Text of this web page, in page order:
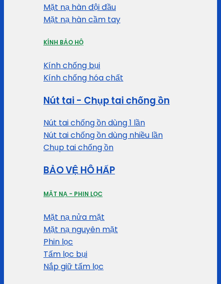
Mặt nạ hàn đội đầu
Mặt nạ hàn cầm tay
KÍNH BẢO HỘ
Kính chống bụi
Kính chống hóa chất
Nút tai - Chụp tai chống ồn
Nút tai chống ồn dùng 1 lần
Nút tai chống ồn dùng nhiều lần
Chụp tai chống ồn
BẢO VỆ HÔ HẤP
MẶT NẠ - PHIN LỌC
Mặt nạ nửa mặt
Mặt nạ nguyên mặt
Phin lọc
Tấm lọc bụi
Nắp giữ tấm lọc